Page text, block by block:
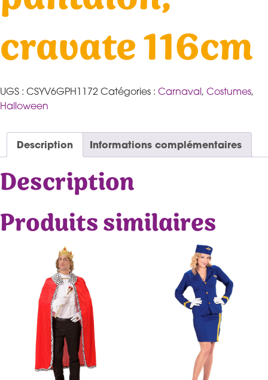
cravate 116cm
UGS : CSYV6GPH1172 Catégories : Carnaval, Costumes,
Halloween
Description Informations complémentaires
Description
Produits similaires